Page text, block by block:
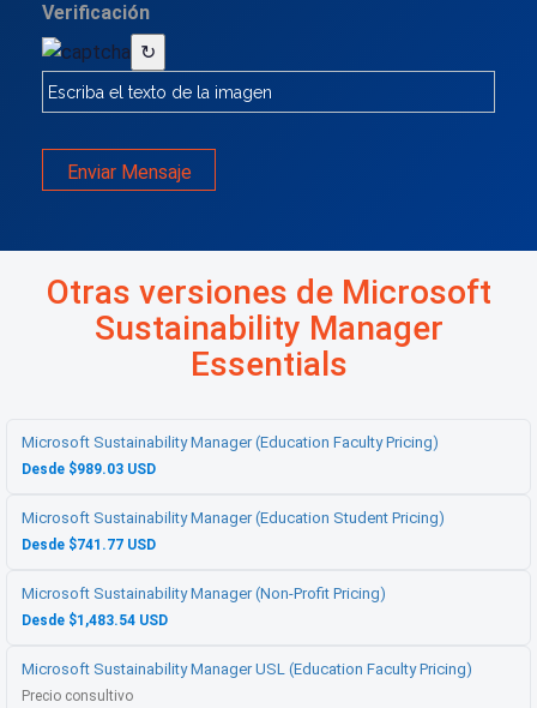
Verificación
↻
Enviar Mensaje
Otras versiones de Microsoft
Sustainability Manager
Essentials
Microsoft Sustainability Manager (Education Faculty Pricing)
Desde $989.03 USD
Microsoft Sustainability Manager (Education Student Pricing)
Desde $741.77 USD
Microsoft Sustainability Manager (Non-Profit Pricing)
Desde $1,483.54 USD
Microsoft Sustainability Manager USL (Education Faculty Pricing)
Precio consultivo